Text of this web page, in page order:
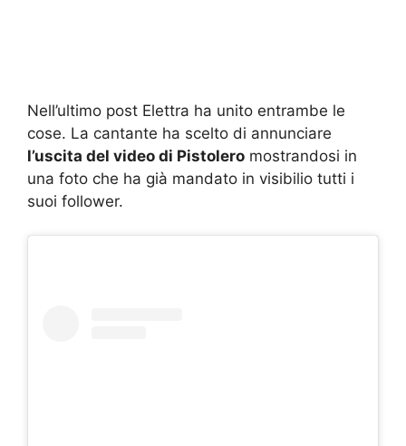
Nell’ultimo post Elettra ha unito entrambe le
cose. La cantante ha scelto di annunciare
l’uscita del video di Pistolero mostrandosi in
una foto che ha già mandato in visibilio tutti i
suoi follower.